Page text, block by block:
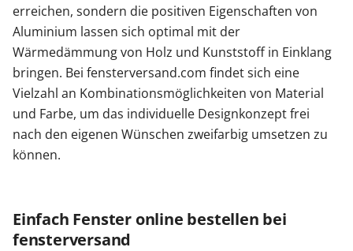
erreichen, sondern die positiven Eigenschaften von
Aluminium lassen sich optimal mit der
Wärmedämmung von Holz und Kunststoff in Einklang
bringen. Bei fensterversand.com findet sich eine
Vielzahl an Kombinationsmöglichkeiten von Material
und Farbe, um das individuelle Designkonzept frei
nach den eigenen Wünschen zweifarbig umsetzen zu
können.
Einfach Fenster online bestellen bei
fensterversand